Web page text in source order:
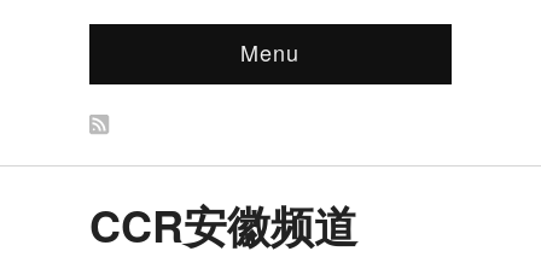
Menu
CCR安徽频道